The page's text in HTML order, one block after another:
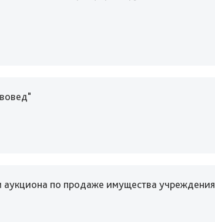
по продаже имущества учреждения